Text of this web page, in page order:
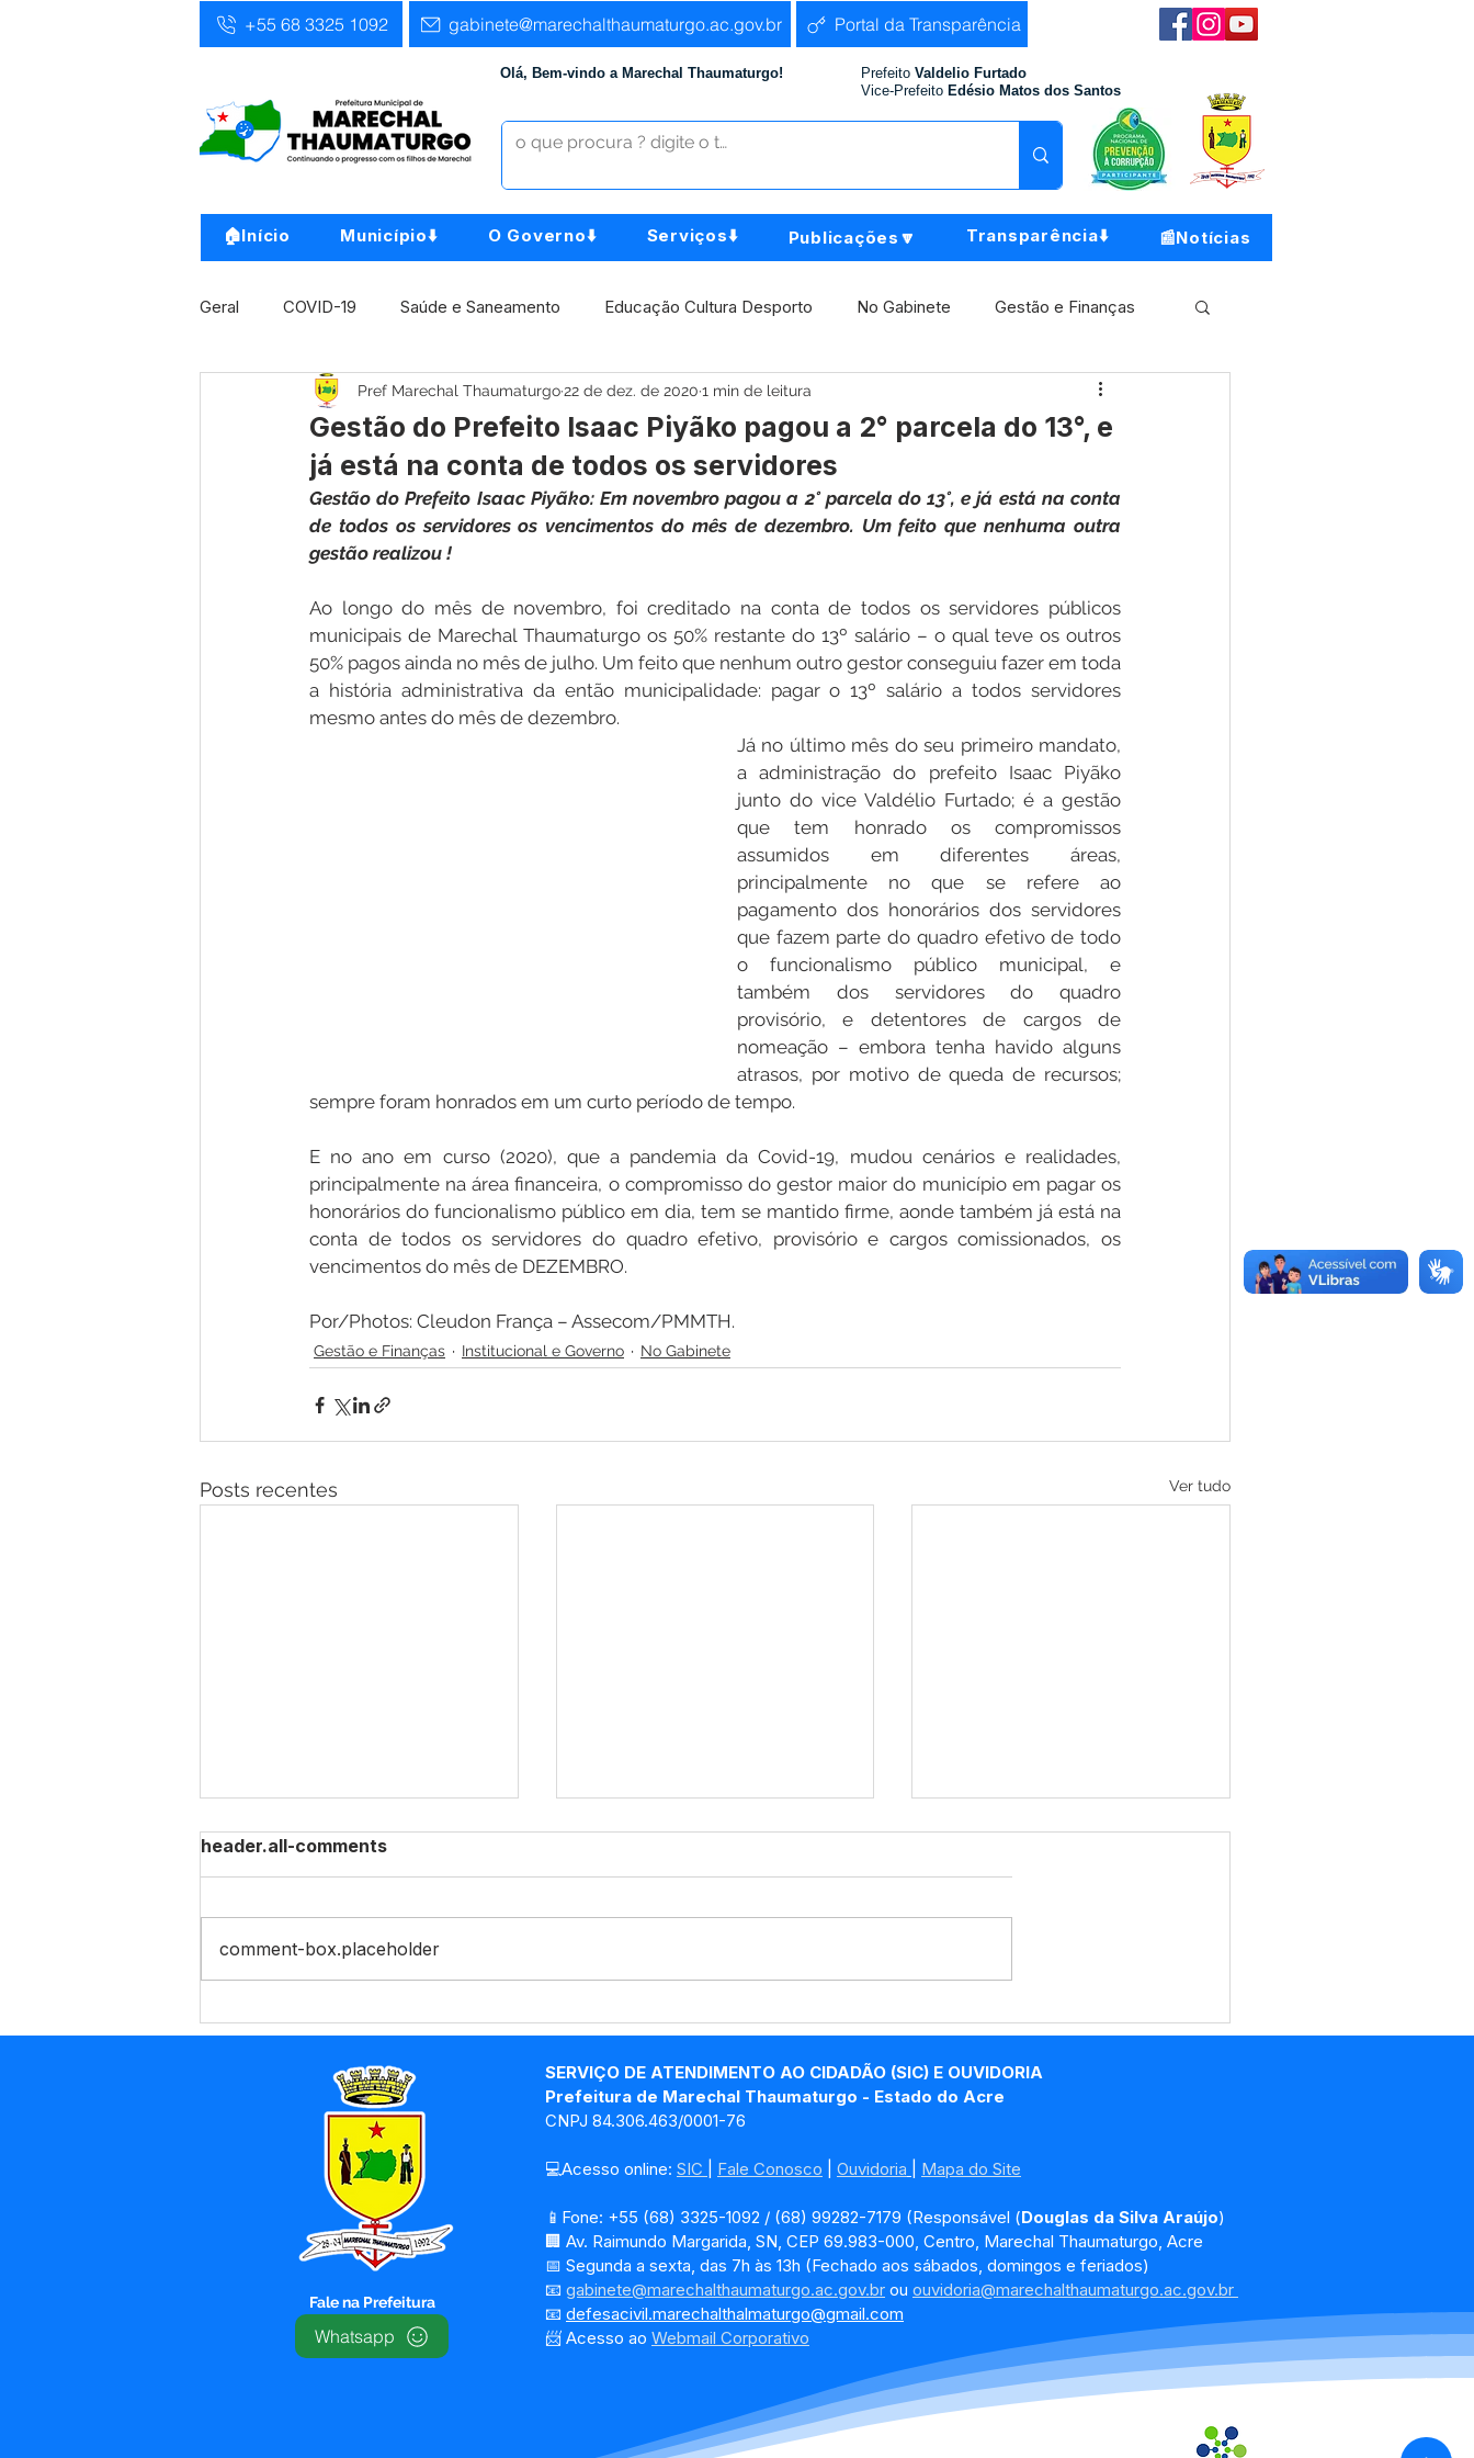
+55 68 3325 1092 gabinete@marechalthaumaturgo.ac.gov.br Portal da Transparência
Olá, Bem-vindo a Marechal Thaumaturgo! Prefeito Valdelio Furtado
Vice-Prefeito Edésio Matos dos Santos
🏠Início Município⬇️ O Governo⬇️ Serviços⬇️ Publicações🔽 Transparência⬇️ 📰Notícias
Geral COVID-19 Saúde e Saneamento Educação Cultura Desporto No Gabinete Gestão e Finanças
Infra, Obra e Transporte Assistência Social Comunidade Agricultura e Produção Meio Ambiente
Concursos Comunicado Institucional e Governo Políticas Públicas
Nota de Pesar
Defesa Civil Emenda Parlamentar Licitações Defesa Civil Cheias e Alagações Convite
Gestão do Prefeito Isaac Piyãko pagou a 2° parcela do 13°, e
já está na conta de todos os servidores
Pref Marechal Thaumaturgo22 de dez. de 2020 1 min de leitura
Gestão do Prefeito Isaac Piyãko: Em novembro pagou a 2° parcela do 13°, e já está na conta
de todos os servidores os vencimentos do mês de dezembro. Um feito que nenhuma outra
gestão realizou !
Ao longo do mês de novembro, foi creditado na conta de todos os servidores públicos
municipais de Marechal Thaumaturgo os 50% restante do 13º salário – o qual teve os outros
50% pagos ainda no mês de julho. Um feito que nenhum outro gestor conseguiu fazer em toda
a história administrativa da então municipalidade: pagar o 13º salário a todos servidores
mesmo antes do mês de dezembro.
Já no último mês do seu primeiro mandato,
a administração do prefeito Isaac Piyãko
junto do vice Valdélio Furtado; é a gestão
que tem honrado os compromissos
assumidos em diferentes áreas,
principalmente no que se refere ao
pagamento dos honorários dos servidores
que fazem parte do quadro efetivo de todo
o funcionalismo público municipal, e
também dos servidores do quadro
provisório, e detentores de cargos de
nomeação – embora tenha havido alguns
atrasos, por motivo de queda de recursos;
sempre foram honrados em um curto período de tempo.
E no ano em curso (2020), que a pandemia da Covid-19, mudou cenários e realidades,
principalmente na área financeira, o compromisso do gestor maior do município em pagar os
honorários do funcionalismo público em dia, tem se mantido firme, aonde também já está na
conta de todos os servidores do quadro efetivo, provisório e cargos comissionados, os
vencimentos do mês de DEZEMBRO.
Por/Photos: Cleudon França – Assecom/PMMTH.
Gestão e Finanças Institucional e Governo No Gabinete
Posts recentes Ver tudo
Prefeitura de Marechal
Thaumaturgo mobiliza
força-tarefa e garante
assistência às famílias
avança na Cafeicultura:
de mudas fortalece o
produtor rural
vence Prêmio Sebrae
2026
header.all-comments
comment-box.placeholder
Fale na Prefeitura
Whatsapp
SERVIÇO DE ATENDIMENTO AO CIDADÃO (SIC) E OUVIDORIA
Prefeitura de Marechal Thaumaturgo - Estado do Acre
CNPJ 84.306.463/0001-76
💻Acesso online: SIC Fale Conosco Ouvidoria Mapa do Site
📱Fone: +55 (68) 3325-1092 / (68) 99282-7179 (Responsável (Douglas da Silva Araújo)
🏢 Av. Raimundo Margarida, SN, CEP 69.983-000, Centro, Marechal Thaumaturgo, Acre
📅 Segunda a sexta, das 7h às 13h (Fechado aos sábados, domingos e feriados)
📧 gabinete@marechalthaumaturgo.ac.gov.br ou ouvidoria@marechalthaumaturgo.ac.gov.br
📧 defesacivil.marechalthalmaturgo@gmail.com
📨 Acesso ao Webmail Corporativo